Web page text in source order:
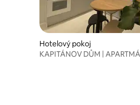
Hotelový pokoj
KAPITÁNOV DŮM |